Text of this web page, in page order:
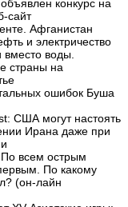
конкурс на
сайт
Афганистан
и электричество
вместо воды.
страны на
ошибок Буша
США могут настоять
Ирана даже при
всем острым
По какому
(он-лайн